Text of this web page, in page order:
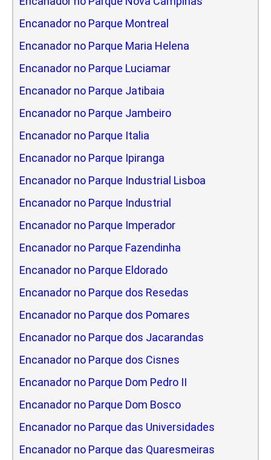
Encanador no Parque Montreal
Encanador no Parque Maria Helena
Encanador no Parque Luciamar
Encanador no Parque Jatibaia
Encanador no Parque Jambeiro
Encanador no Parque Italia
Encanador no Parque Ipiranga
Encanador no Parque Industrial Lisboa
Encanador no Parque Industrial
Encanador no Parque Imperador
Encanador no Parque Fazendinha
Encanador no Parque Eldorado
Encanador no Parque dos Resedas
Encanador no Parque dos Pomares
Encanador no Parque dos Jacarandas
Encanador no Parque dos Cisnes
Encanador no Parque Dom Pedro II
Encanador no Parque Dom Bosco
Encanador no Parque das Universidades
Encanador no Parque das Quaresmeiras